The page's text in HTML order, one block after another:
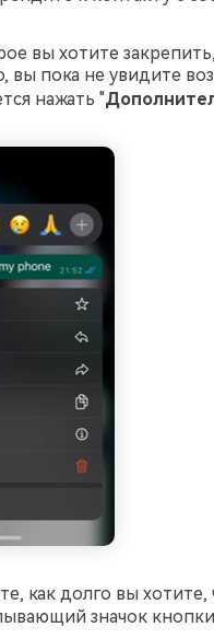
вы хотите
вы пока не увидите
нажать "
как долго вы хотите,
значок